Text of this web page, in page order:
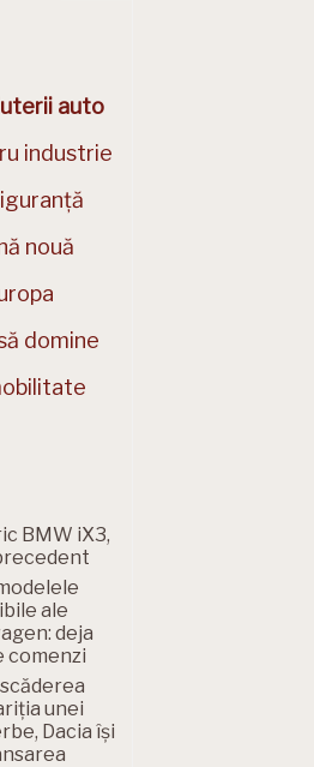
auto
industrie
nouă
domine
BMW iX3,
ale
deja
comenzi
unei
Dacia își